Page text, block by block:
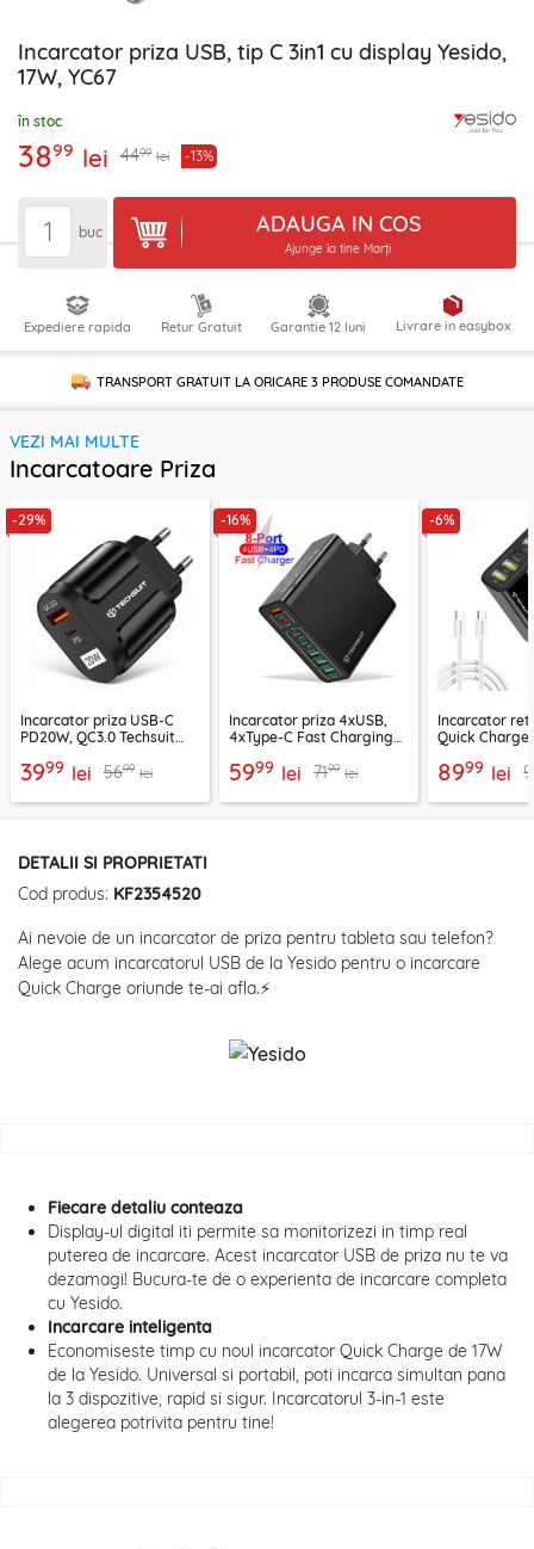
Incarcator priza USB, tip C 3in1 cu display Yesido,
17W, YC67
în stoc
3899 lei 4499 lei -13%
buc ADAUGA IN COS
Ajunge la tine Marți
Expediere rapida Retur Gratuit Garantie 12 luni Livrare in easybox
TRANSPORT GRATUIT LA ORICARE 3 PRODUSECOMANDATE
VEZI MAI MULTE
Incarcatoare Priza
-29%
Incarcator priza USB-C
PD20W, QC3.0 Techsuit
CHPD038
3999 lei 5699 lei
-16%
Incarcator priza 4xUSB,
4xType-C Fast Charging
negru, CHPD224
5999 lei 7199 lei
-6%
Incarcator
Quick Charge
CHC2
8999 lei
DETALII SI PROPRIETATI
Cod produs: KF2354520
Ai nevoie de un incarcator de priza pentru tableta sau telefon?
Alege acum incarcatorul USB de la Yesido pentru o incarcare
Quick Charge oriunde te-ai afla.⚡
Fiecare detaliu conteaza
Display-ul digital iti permite sa monitorizezi in timp real
puterea de incarcare. Acest incarcator USB de priza nu te va
dezamagi! Bucura-te de o experienta de incarcare completa
cu Yesido.
Incarcare inteligenta
Economiseste timp cu noul incarcator Quick Charge de 17W
de la Yesido. Universal si portabil, poti incarca simultan pana
la 3 dispozitive, rapid si sigur. Incarcatorul 3-in-1 este
alegerea potrivita pentru tine!